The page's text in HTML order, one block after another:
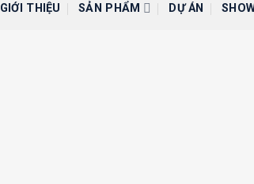
GIỚI THIỆU SẢN PHẨM DỰ ÁN